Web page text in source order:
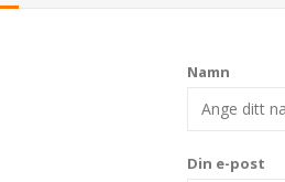
Namn
Din e-post